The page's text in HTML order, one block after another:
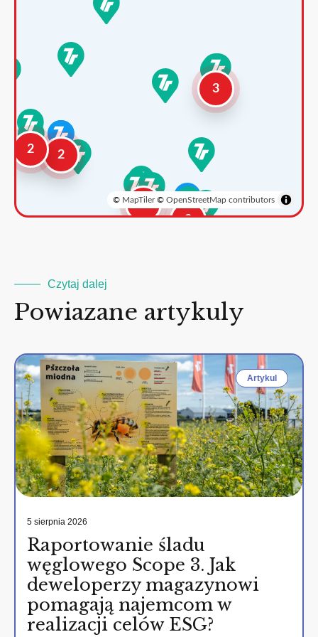
2
2
3
2
3
© MapTiler© OpenStreetMap contributors
Czytaj dalej
Powiazane artykuly
Artykul
5 sierpnia 2026
Raportowanie śladu
węglowego Scope 3. Jak
deweloperzy magazynowi
pomagają najemcom w
realizacji celów ESG?